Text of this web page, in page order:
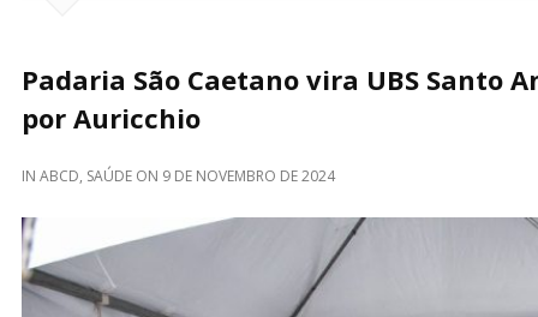
Padaria São Caetano vira UBS Santo
por Auricchio
IN ABCD, SAÚDE ON 9 DE NOVEMBRO DE 2024